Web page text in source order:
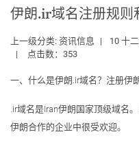
伊朗.ir域名注册规则
上一级分类: 资讯信息 10 十
点击数：353
一、什么是伊朗.ir域名？注册伊
.ir域名是Iran伊朗国家顶级域名
伊朗合作的企业中很受欢迎。